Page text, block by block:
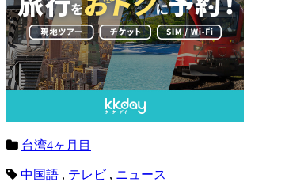
台湾4ヶ月目
中国語 , テレビ , ニュース